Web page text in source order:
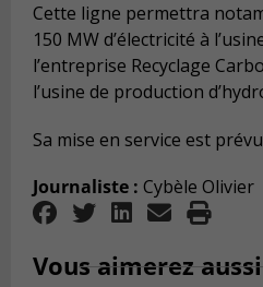
Cette ligne permettra
150 MW d’électricité à
l’entreprise Recyclage
l’usine de production
Sa mise en service est
Journaliste : Cybèle Olivier
Vous aimerez aussi